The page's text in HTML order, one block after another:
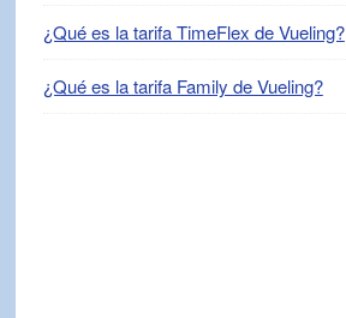
¿Qué es la tarifa TimeFlex de Vueling?
¿Qué es la tarifa Family de Vueling?